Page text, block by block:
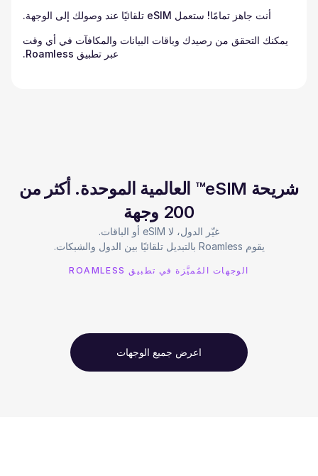
أنت جاهز تمامًا! ستعمل eSIM تلقائيًا عند وصولك إلى الوجهة.
يمكنك التحقق من رصيدك وباقات البيانات والمكافآت في أي وقت
عبر تطبيق Roamless.
شريحة eSIM™ العالمية الموحدة. أكثر من
200 وجهة
يقوم Roamless بالتبديل تلقائيًا بين الدول والشبكات.
الوجهات المُميَّزة في تطبيق ROAMLESS
اعرض جميع الوجهات